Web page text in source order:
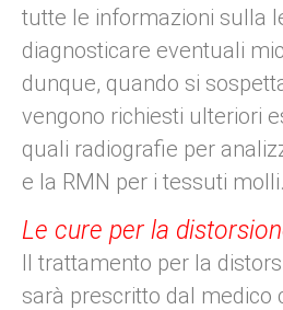
tutte le informazioni sulla
diagnosticare eventuali
dunque, quando si
vengono richiesti ulteriori
quali radiografie per
e la RMN per i tessuti molli.
Le cure per la
Il trattamento per la
sarà prescritto dal medico